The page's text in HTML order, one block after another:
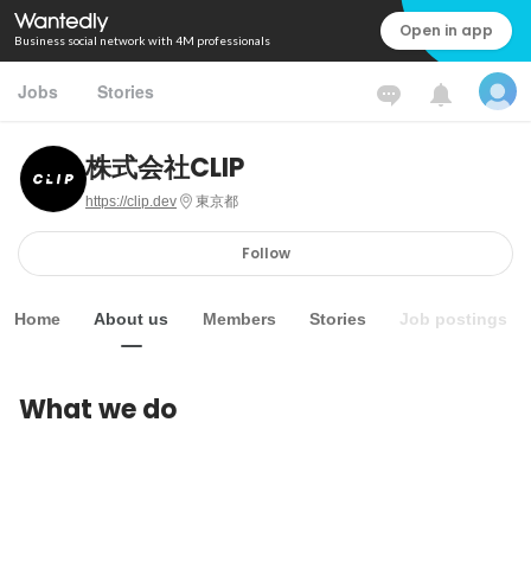
Business social network with 4M professionals Open in app
Jobs Stories
株式会社CLIP
https://clip.dev 東京都
Follow
Home About us Members Stories Job postings
What we do